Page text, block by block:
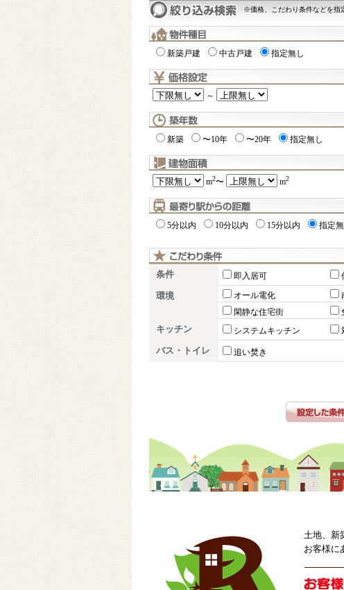
※価格、こだわり条件などを指
新築戸建 中古戸建 指定無し
～
新築 〜10年 〜20年 指定無し
m2〜 m2
5分以内 10分以内 15分以内 指定
条件 即入居可
環境 オール電化
閑静な住宅街
キッチン システムキッチン
バス・トイレ 追い焚き
土地、新
お客様に